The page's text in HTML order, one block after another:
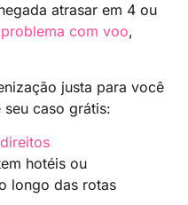
atrasar em 4 ou
problema com voo,
justa para você
caso grátis:
hotéis ou
longo das rotas